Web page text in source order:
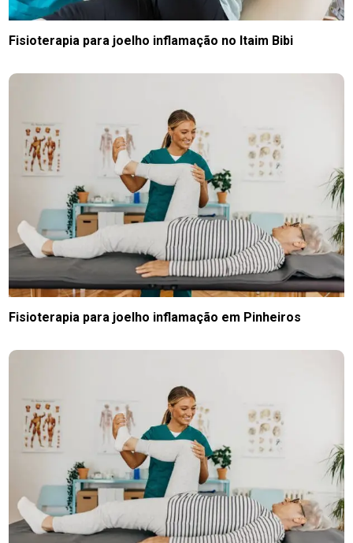
Fisioterapia para joelho inflamação no Itaim Bibi
Fisioterapia para joelho inflamação em Pinheiros